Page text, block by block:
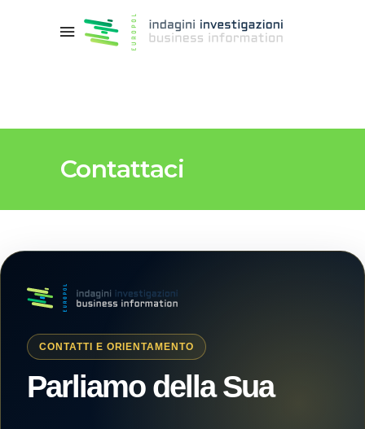
Contattaci
CONTATTI E ORIENTAMENTO
Parliamo della Sua